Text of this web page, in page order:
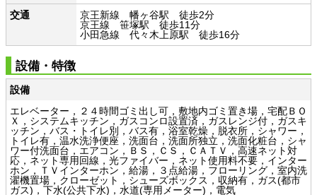
交通
京王新線 幡ヶ谷駅 徒歩2分
京王線 笹塚駅 徒歩11分
小田急線 代々木上原駅 徒歩16分
設備・特徴
設備
エレベーター，２４時間ゴミ出し可，敷地内ゴミ置き場，宅配ＢＯ
Ｘ，システムキッチン，ガスコンロ設置済，ガスレンジ付，ガスキ
ッチン，バス・トイレ別，バス有，浴室乾燥，脱衣所，シャワー，
トイレ有，温水洗浄便座，洗面台，洗面所独立，洗面化粧台，シャ
ワー付洗面台，エアコン，ＢＳ，ＣＳ，ＣＡＴＶ，高速ネット対
応，ネット専用回線，光ファイバー，ネット使用料不要，インター
ホン，ＴＶインターホン，給湯，３点給湯，フローリング，室内洗
濯機置場，クローゼット，シューズボックス，収納有，ガス(都市
ガス)，下水(公共下水)，水道(専用メーター)，電気